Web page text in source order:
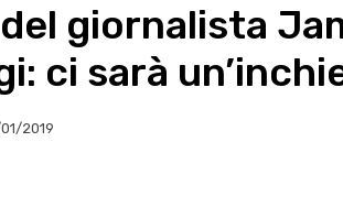
giornalista
ci sarà
2019